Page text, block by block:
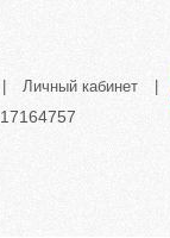
Личный кабинет
17164757